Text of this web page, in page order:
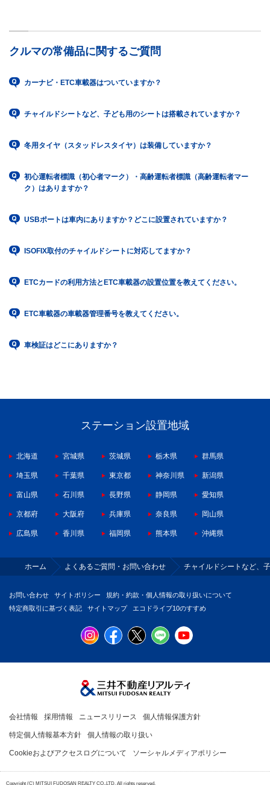
クルマの常備品に関するご質問
カーナビ・ETC車載器はついていますか？
チャイルドシートなど、子ども用のシートは搭載されていますか？
冬用タイヤ（スタッドレスタイヤ）は装備していますか？
初心運転者標識（初心者マーク）・高齢運転者標識（高齢運転者マー
ク）はありますか？
USBポートは車内にありますか？どこに設置されていますか？
ISOFIX取付のチャイルドシートに対応してますか？
ETCカードの利用方法とETC車載器の設置位置を教えてください。
ETC車載器の車載器管理番号を教えてください。
車検証はどこにありますか？
ステーション設置地域
北海道 宮城県 茨城県 栃木県 群馬県
埼玉県 千葉県 東京都 神奈川県 新潟県
富山県 石川県 長野県 静岡県 愛知県
京都府 大阪府 兵庫県 奈良県 岡山県
広島県 香川県 福岡県 熊本県 沖縄県
ホーム よくあるご質問・お問い合わせ チャイルドシートなど、
お問い合わせ サイトポリシー
規約・約款・個人情報の取り扱いについて
特定商取引に基づく表記
サイトマップ エコドライブ10のすすめ
会社情報 採用情報 ニュースリリース 個人情報保護方針
特定個人情報基本方針 個人情報の取り扱い
Cookieおよびアクセスログについて ソーシャルメディアポリシー
Copyright (C) MITSUI FUDOSAN REALTY CO.,LTD. All rights reserved.